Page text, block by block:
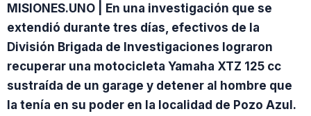
MISIONES.UNO | En una investigación que se
extendió durante tres días, efectivos de la
División Brigada de Investigaciones lograron
recuperar una motocicleta Yamaha XTZ 125 cc
sustraída de un garage y detener al hombre que
la tenía en su poder en la localidad de Pozo Azul.